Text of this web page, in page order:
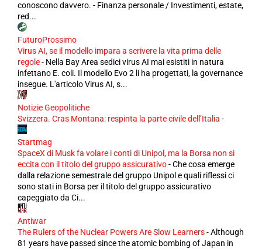
conoscono davvero. - Finanza personale / Investimenti, estate,
red...
FuturoProssimo
Virus AI, se il modello impara a scrivere la vita prima delle
regole- Nella Bay Area sedici virus AI mai esistiti in natura
infettano E. coli. Il modello Evo 2 li ha progettati, la governance
insegue. L'articolo Virus AI, s...
Notizie Geopolitiche
Svizzera. Cras Montana: respinta la parte civile dell’Italia -
Startmag
SpaceX di Musk fa volare i conti di Unipol, ma la Borsa non si
eccita con il titolo del gruppo assicurativo-Che cosa emerge
dalla relazione semestrale del gruppo Unipol e quali riflessi ci
sono stati in Borsa per il titolo del gruppo assicurativo
capeggiato da Ci...
Antiwar
The Rulers of the Nuclear Powers Are Slow Learners-Although
81 years have passed since the atomic bombing of Japan in